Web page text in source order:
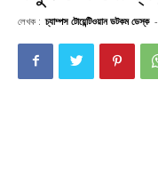
লেখক : চ্যাম্পস টোয়েন্টিওয়ান ডটকম ডেস্ক -